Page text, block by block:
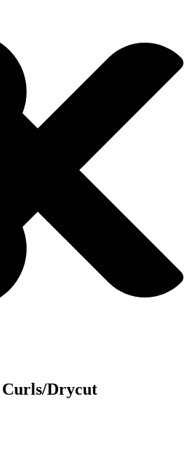
Drycut